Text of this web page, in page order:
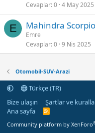
Cevaplar 0 4 May 2025
E Mahindra
Emre
Cevaplar 0 9 Nis 2025
Otomobil-SUV-Arazi
Türkçe (TR)
Bize ulaşın
Şartlar ve
Ana sayfa
R
S
Community platform by XenForo